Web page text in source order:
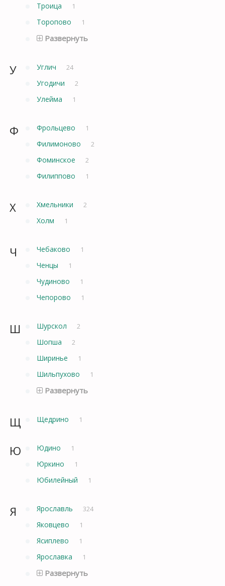
Троица 1
Торопово 1
Развернуть
У Углич 24
Угодичи 2
Улейма 1
Ф Фрольцево 1
Филимоново 2
Фоминское 2
Филиппово 1
Х Хмельники 2
Холм 1
Ч Чебаково 1
Ченцы 1
Чудиново 1
Чепорово 1
Ш Шурскол 2
Шопша 2
Ширинье 1
Шильпухово 1
Развернуть
Щ Щедрино 1
Ю Юдино 1
Юркино 1
Юбилейный 1
Я Ярославль 324
Яковцево 1
Ясиплево 1
Ярославка 1
Развернуть